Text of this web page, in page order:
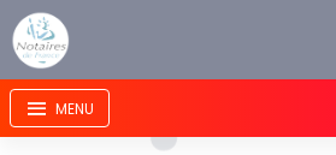
Panneau de gestion des cookies